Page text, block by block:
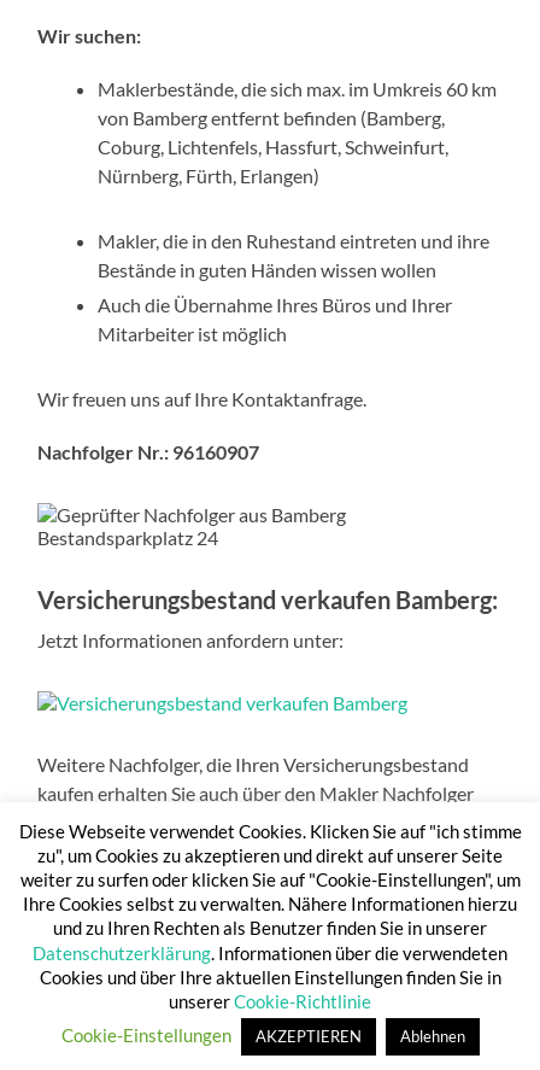
Wir suchen:
Maklerbestände, die sich max. im Umkreis 60 km
von Bamberg entfernt befinden (Bamberg,
Coburg, Lichtenfels, Hassfurt, Schweinfurt,
Nürnberg, Fürth, Erlangen)
Makler, die in den Ruhestand eintreten und ihre
Bestände in guten Händen wissen wollen
Auch die Übernahme Ihres Büros und Ihrer
Mitarbeiter ist möglich
Wir freuen uns auf Ihre Kontaktanfrage.
Nachfolger Nr.: 96160907
Versicherungsbestand verkaufen Bamberg:
Jetzt Informationen anfordern unter:
Weitere Nachfolger, die Ihren Versicherungsbestand
kaufen erhalten Sie auch über den Makler Nachfolger
Club e.V.
www.makler-nachfolger-club.de
Wichtige Stichworte:
Maklerbestand verkaufen Bamberg, Coburg, Lichtenfels, Hassfurt, Schweinfurt, Nürnberg, Fürth, Erlangen – Bestandsverkauf Bamberg, Coburg,
Lichtenfels, Hassfurt, Schweinfurt, Nürnberg, Fürth, Erlangen – Versicherungsbestand verkaufen Bamberg, Coburg, Lichtenfels, Hassfurt, Schweinfurt, Nürnberg, Fürth,
Erlangen – Investmentbestand verkaufen – Maklerunternehmen verkaufen – Bestände verkaufen – Versicherungsbestand verkaufen Preis -Maklerbestand kaufen
– Versicherungsbestand kaufen – Investmentbestand kaufen – Maklerunternehmen kaufen – Bestände kaufen – Maklerbestand Kauf Preis – Kauf von
Maklerbeständen – Suchoweew Bestandsverkauf – Maklerbestand übernehmen – Versicherungsbestand übernehmen – Investmentbestand übernehmen –
Maklerunternehmen übernehmen – Bestände übernehmen –Maklerbestand integrieren – Versicherungsbestand integrieren – Investmentbestand integrieren –
Bestände übertragen – Maklernachfolge –– Nachfolge Makler – Nachfolge Maklerunternehmen – Familiennachfolge – Nachfolge Familienunternehmen –
Bestandsnachfolge – Nachfolgeplanung – Nachfolgefahrplan – Fahrplan Maklernachfolge – Nachfolgeplanung für Makler – Nachfolgeplanung im
Nachfolger – Nachfolger finden – externe Nachfolger – Bestandsbewertung – Lebenswerk.
Diese Webseite verwendet Cookies. Klicken Sie auf "ich stimme
zu", um Cookies zu akzeptieren und direkt auf unserer Seite
weiter zu surfen oder klicken Sie auf "Cookie-Einstellungen", um
Ihre Cookies selbst zu verwalten. Nähere Informationen hierzu
und zu Ihren Rechten als Benutzer finden Sie in unserer
Datenschutzerklärung . Informationen über die verwendeten
Cookies und über Ihre aktuellen Einstellungen finden Sie in
unsererCookie-Richtlinie
Cookie-Einstellungen
AKZEPTIEREN Ablehnen